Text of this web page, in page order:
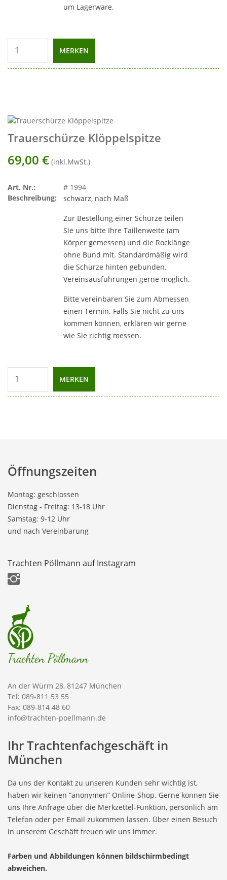
um Lagerware.
MERKEN
Trauerschürze Klöppelspitze
69,00 € (inkl.MwSt.)
Art. Nr.:
# 1994
Beschreibung:
schwarz, nach Maß
Zur Bestellung einer Schürze teilen
Sie uns bitte Ihre Taillenweite (am
Körper gemessen) und die Rocklänge
ohne Bund mit. Standardmäßig wird
die Schürze hinten gebunden.
Vereinsausführungen gerne möglich.
Bitte vereinbaren Sie zum Abmessen
einen Termin. Falls Sie nicht zu uns
kommen können, erklären wir gerne
wie Sie richtig messen.
MERKEN
Öffnungszeiten
Montag: geschlossen
Dienstag - Freitag: 13-18 Uhr
Samstag: 9-12 Uhr
und nach Vereinbarung
Trachten Pöllmann auf Instagram
Trachten Pöllmann
An der Würm 28, 81247 München
Tel: 089-811 53 55
Fax: 089-814 48 60
info@trachten-poellmann.de
Ihr Trachtenfachgeschäft in
München
Da uns der Kontakt zu unseren Kunden sehr wichtig ist,
haben wir keinen “anonymen” Online-Shop. Gerne können Sie
uns Ihre Anfrage über die Merkzettel-Funktion, persönlich am
Telefon oder per Email zukommen lassen. Über einen Besuch
in unserem Geschäft freuen wir uns immer.
Farben und Abbildungen können bildschirmbedingt
abweichen.